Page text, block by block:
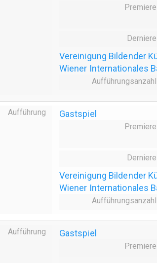
Premiere
Derniere
Vereinigung Bildender
Wiener Internationales
Aufführungsanzahl
Aufführung Gastspiel
Premiere
Derniere
Vereinigung Bildender
Wiener Internationales
Aufführungsanzahl
Aufführung Gastspiel
Premiere